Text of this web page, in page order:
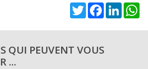
TwitterFacebook
QUI PEUVENT VOUS
...